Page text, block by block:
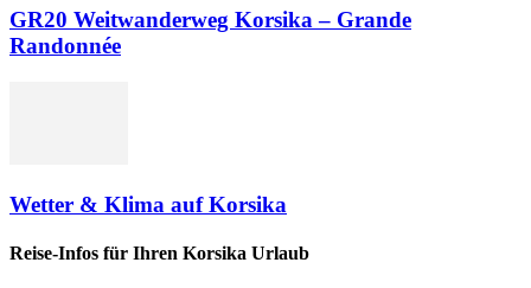
GR20 Weitwanderweg Korsika – Grande
Randonnée
Wetter & Klima auf Korsika
Reise-Infos für Ihren Korsika Urlaub